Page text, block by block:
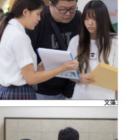
文藻五專在